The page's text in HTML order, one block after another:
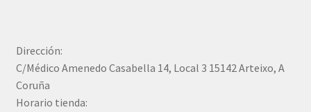
Dirección:
C/Médico Amenedo Casabella 14, Local 3 15142 Arteixo, A
Coruña
Horario tienda: